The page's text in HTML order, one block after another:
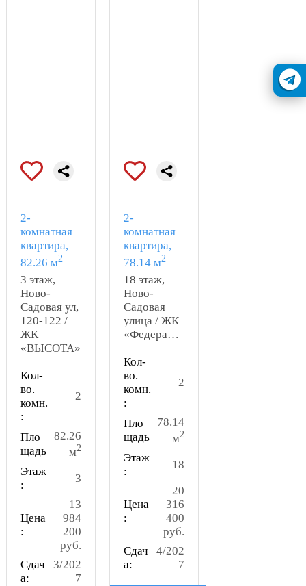
2-
комнатная
квартира,
82.26 м2
3 этаж,
Ново-
Садовая ул,
120-122 /
ЖК
«ВЫСОТА»
Кол-
во.
комн.
:
2
Пло
щадь
82.26
м2
Этаж
:
3
Цена
:
13
984
200
руб.
Сдач
а:
3/202
7
2-
комнатная
квартира,
78.14 м2
18 этаж,
Ново-
Садовая
улица / ЖК
«Федерация»
Кол-
во.
комн.
:
2
Пло
щадь
78.14
м2
Этаж
:
18
Цена
:
20
316
400
руб.
Сдач
а:
4/202
7